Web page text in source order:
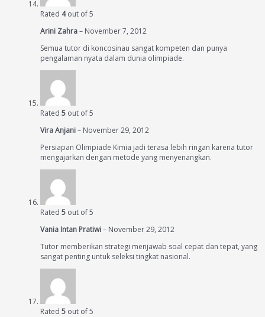
Rated 4out of 5
Arini Zahra– November 7, 2012
Semua tutor di koncosinau sangat kompeten dan punya
pengalaman nyata dalam dunia olimpiade.
Rated 5 out of 5
Vira Anjani– November 29, 2012
Persiapan Olimpiade Kimia jadi terasa lebih ringan karena tutor
mengajarkan dengan metode yang menyenangkan.
Rated 5 out of 5
Vania Intan Pratiwi– November 29, 2012
Tutor memberikan strategi menjawab soal cepat dan tepat, yang
sangat penting untuk seleksi tingkat nasional.
Rated 5 out of 5